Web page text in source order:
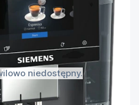
niedostępny.